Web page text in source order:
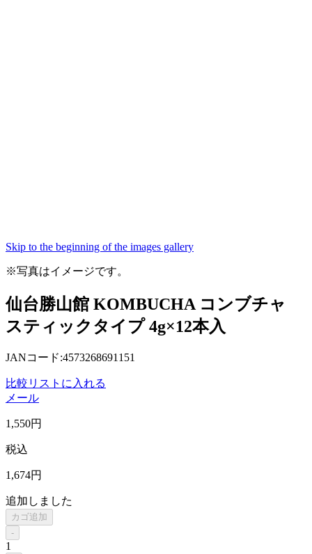
Skip to the beginning of the images gallery
※写真はイメージです。
仙台勝山館 KOMBUCHA コンブチャ
スティックタイプ 4g×12本入
JANコード:4573268691151
比較リストに入れる
メール
1,550円
税込
1,674円
追加しました
カゴ追加
-
1